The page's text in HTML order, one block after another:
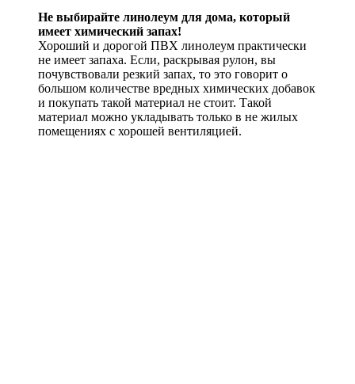
Не выбирайте линолеум для дома, который
имеет химический запах!
Хороший и дорогой ПВХ линолеум практически
не имеет запаха. Если, раскрывая рулон, вы
почувствовали резкий запах, то это говорит о
большом количестве вредных химических добавок
и покупать такой материал не стоит. Такой
материал можно укладывать только в не жилых
помещениях с хорошей вентиляцией.